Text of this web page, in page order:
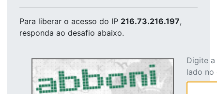
Para liberar o acesso do IP 216.73.216.197,
responda ao desafio abaixo.
Digite
lado no